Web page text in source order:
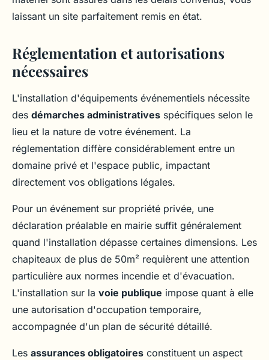
laissant un site parfaitement remis en état.
Réglementation et autorisations
nécessaires
L'installation d'équipements événementiels nécessite
des démarches administratives spécifiques selon le
lieu et la nature de votre événement. La
réglementation diffère considérablement entre un
domaine privé et l'espace public, impactant
directement vos obligations légales.
Pour un événement sur propriété privée, une
déclaration préalable en mairie suffit généralement
quand l'installation dépasse certaines dimensions. Les
chapiteaux de plus de 50m² requièrent une attention
particulière aux normes incendie et d'évacuation.
L'installation sur la voie publique impose quant à elle
une autorisation d'occupation temporaire,
accompagnée d'un plan de sécurité détaillé.
Les assurances obligatoires constituent un aspect